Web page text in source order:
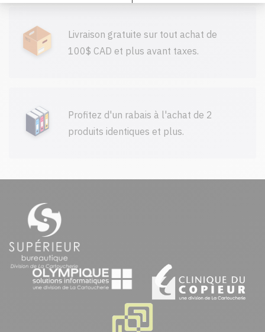
Livraison gratuite sur tout achat de
100$ CAD et plus avant taxes.
Profitez d'un rabais à l'achat de 2
produits identiques et plus.